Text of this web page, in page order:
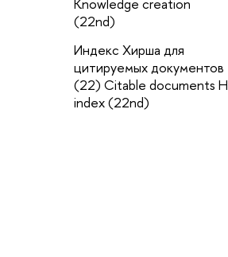
(22nd)
Индекс Хирша для
цитируемых документов
(22) Citable documents H
index (22nd)